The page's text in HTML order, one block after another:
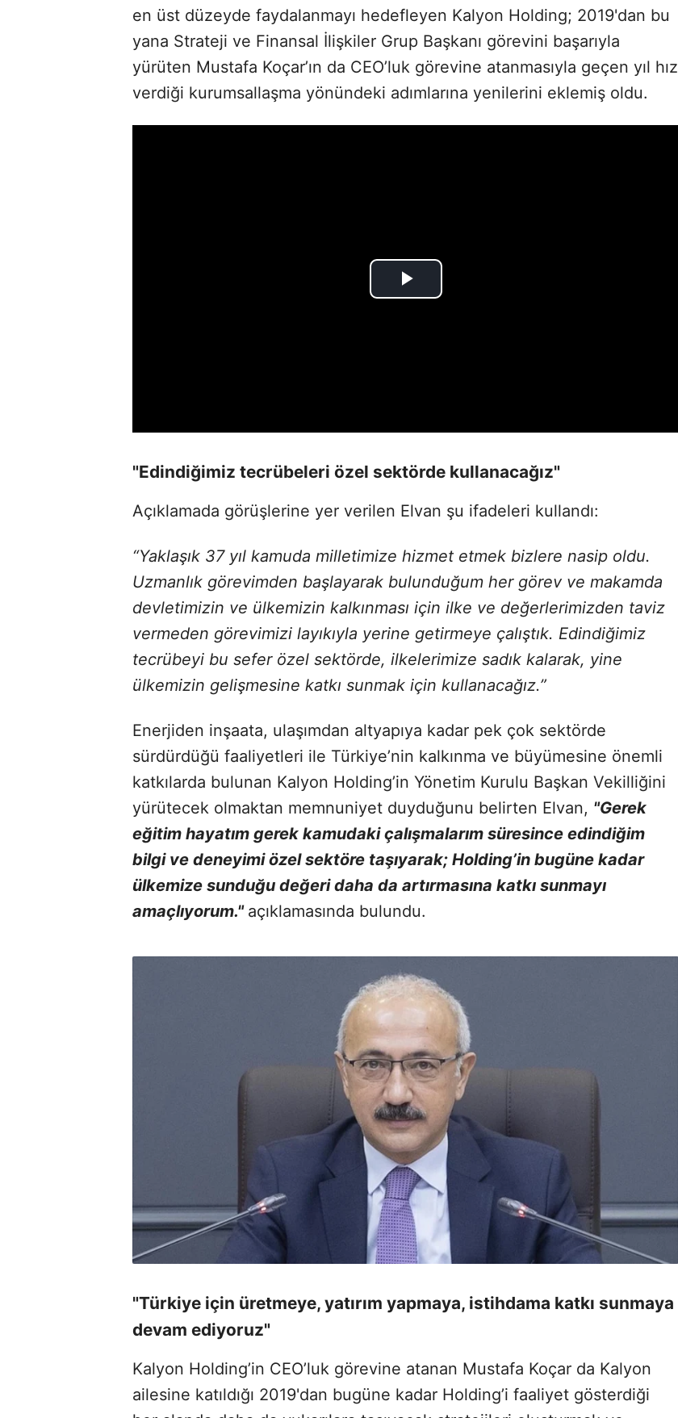
en üst düzeyde faydalanmayı hedefleyen Kalyon Holding; 2019'dan bu
yana Strateji ve Finansal İlişkiler Grup Başkanı görevini başarıyla
yürüten Mustafa Koçar’ın da CEO’luk görevine atanmasıyla geçen yıl hız
verdiği kurumsallaşma yönündeki adımlarına yenilerini eklemiş oldu.
"Edindiğimiz tecrübeleri özel sektörde kullanacağız"
Açıklamada görüşlerine yer verilen Elvan şu ifadeleri kullandı:
“Yaklaşık 37 yıl kamuda milletimize hizmet etmek bizlere nasip oldu.
Uzmanlık görevimden başlayarak bulunduğum her görev ve makamda
devletimizin ve ülkemizin kalkınması için ilke ve değerlerimizden taviz
vermeden görevimizi layıkıyla yerine getirmeye çalıştık. Edindiğimiz
tecrübeyi bu sefer özel sektörde, ilkelerimize sadık kalarak, yine
ülkemizin gelişmesine katkı sunmak için kullanacağız.”
Enerjiden inşaata, ulaşımdan altyapıya kadar pek çok sektörde
sürdürdüğü faaliyetleri ile Türkiye’nin kalkınma ve büyümesine önemli
katkılarda bulunan Kalyon Holding’in Yönetim Kurulu Başkan Vekilliğini
yürütecek olmaktan memnuniyet duyduğunu belirten Elvan, "Gerek
eğitim hayatım gerek kamudaki çalışmalarım süresince edindiğim
bilgi ve deneyimi özel sektöre taşıyarak; Holding’in bugüne kadar
ülkemize sunduğu değeri daha da artırmasına katkı sunmayı
amaçlıyorum." açıklamasında bulundu.
"Türkiye için üretmeye, yatırım yapmaya, istihdama katkı sunmaya
devam ediyoruz"
Kalyon Holding’in CEO’luk görevine atanan Mustafa Koçar da Kalyon
ailesine katıldığı 2019'dan bugüne kadar Holding’i faaliyet gösterdiği